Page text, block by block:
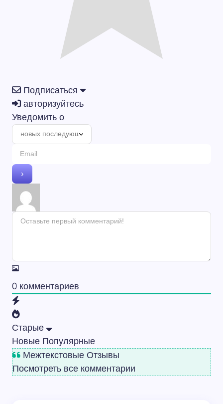
Подписаться
авторизуйтесь
Уведомить о
0комментариев
Старые
НовыеПопулярные
Межтекстовые Отзывы
Посмотреть все комментарии